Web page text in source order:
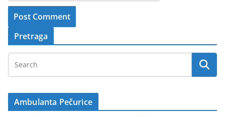
Pretraga
Ambulanta Pečurice